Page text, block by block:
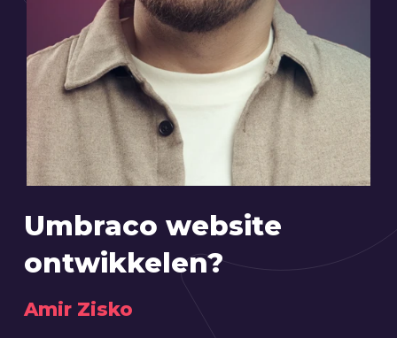
Umbraco website
ontwikkelen?
Amir Zisko